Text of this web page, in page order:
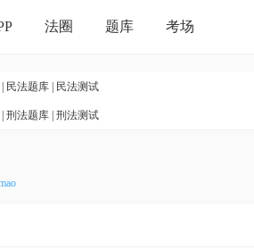
法圈 题库 考场
民法题库| 民法测试
刑法题库| 刑法测试